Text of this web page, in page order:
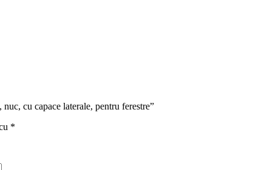
cu capace laterale, pentru ferestre”
*